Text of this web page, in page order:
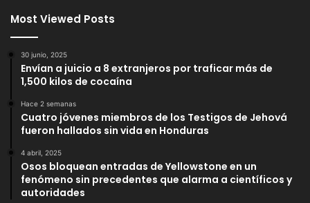
Most Viewed Posts
30 junio, 2025
Envían a juicio a 8 extranjeros por traficar más de
1,500 kilos de cocaína
Hace 2 semanas
Cuatro jóvenes miembros de los Testigos de Jehová
fueron hallados sin vida en Honduras
4 abril, 2025
Osos bloquean entradas de Yellowstone en un
fenómeno sin precedentes que alarma a científicos y
autoridades